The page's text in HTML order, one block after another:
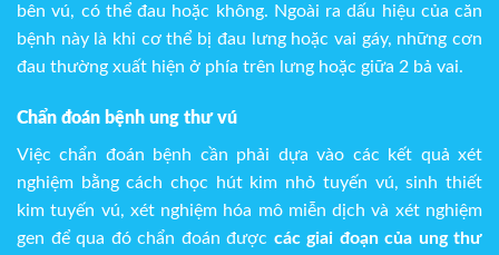
bên vú, có thể đau hoặc không. Ngoài ra dấu hiệu của căn
bệnh này là khi cơ thể bị đau lưng hoặc vai gáy, những cơn
đau thường xuất hiện ở phía trên lưng hoặc giữa 2 bả vai.
Chẩn đoán bệnh ung thư vú
Việc chẩn đoán bệnh cần phải dựa vào các kết quả xét
nghiệm bằng cách chọc hút kim nhỏ tuyến vú, sinh thiết
kim tuyến vú, xét nghiệm hóa mô miễn dịch và xét nghiệm
gen để qua đó chẩn đoán được các giai đoạn của ung thư